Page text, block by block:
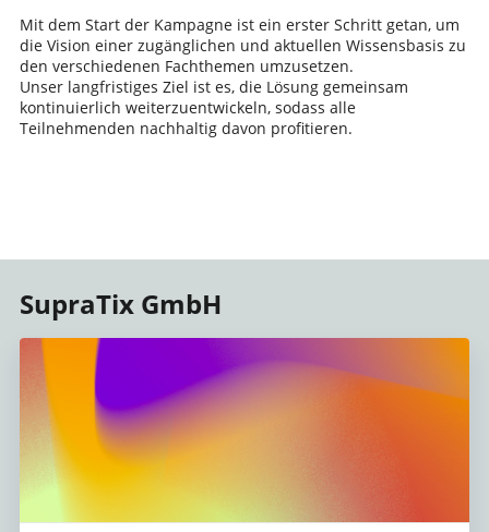
Mit dem Start der Kampagne ist ein erster Schritt getan, um
die Vision einer zugänglichen und aktuellen Wissensbasis zu
den verschiedenen Fachthemen umzusetzen.
Unser langfristiges Ziel ist es, die Lösung gemeinsam
kontinuierlich weiterzuentwickeln, sodass alle
Teilnehmenden nachhaltig davon profitieren.
SupraTix GmbH